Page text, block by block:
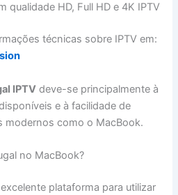
qualidade HD, Full HD e 4K IPTV
técnicas sobre IPTV em:
IPTV deve-se principalmente à
e à facilidade de
modernos como o MacBook.
no MacBook?
plataforma para utilizar